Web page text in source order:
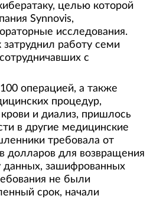
целью которой
Synnovis,
исследования.
работу семи
с
операцией, а также
процедур,
и диализ, пришлось
в другие медицинские
требовала от
долларов для возвращения
данных, зашифрованных
не были
срок, начали